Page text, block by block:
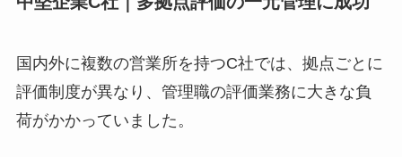
国内外に複数の営業所を持つC社では、拠点ごとに
評価制度が異なり、管理職の評価業務に大きな負
荷がかかっていました。